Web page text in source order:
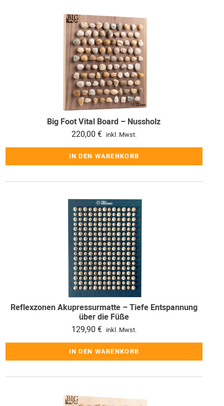
Big Foot Vital Board – Nussholz
220,00€ inkl. Mwst.
IN DEN WARENKORB
Reflexzonen Akupressurmatte – Tiefe Entspannung
über die Füße
129,90€ inkl. Mwst.
IN DEN WARENKORB